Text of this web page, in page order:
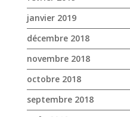
août 2018
juillet 2018
juin 2018
mai 2018
avril 2018